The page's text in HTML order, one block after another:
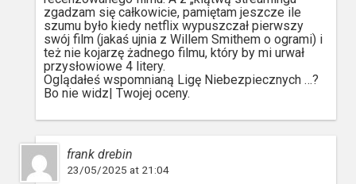
zgadzam się całkowicie, pamiętam jeszcze ile
szumu było kiedy netflix wypuszczał pierwszy
swój film (jakaś ujnia z Willem Smithem o ogrami) i
też nie kojarzę żadnego filmu, który by mi urwał
przysłowiowe 4 litery.
Oglądałeś wspomnianą Ligę Niebezpiecznych …?
Bo nie widz| Twojej oceny.
frank drebin
23/05/2025 at 21:04